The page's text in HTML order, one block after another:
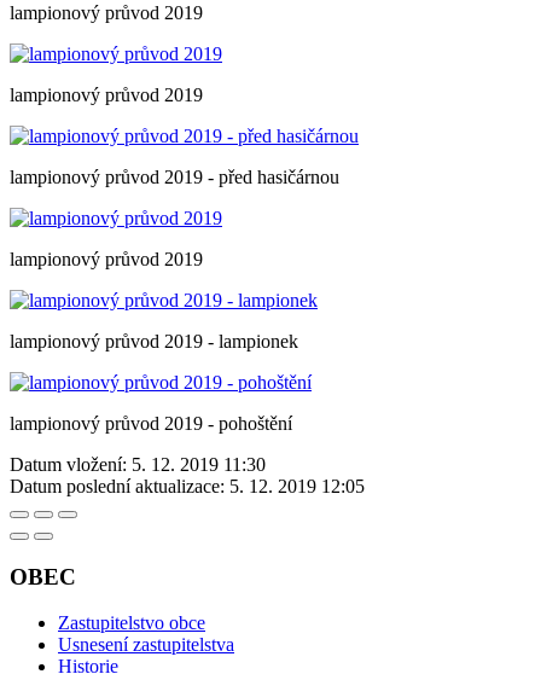
lampionový průvod 2019
lampionový průvod 2019
lampionový průvod 2019 - před hasičárnou
lampionový průvod 2019
lampionový průvod 2019 - lampionek
lampionový průvod 2019 - pohoštění
Datum vložení: 5. 12. 2019 11:30
Datum poslední aktualizace: 5. 12. 2019 12:05
OBEC
Zastupitelstvo obce
Usnesení zastupitelstva
Historie